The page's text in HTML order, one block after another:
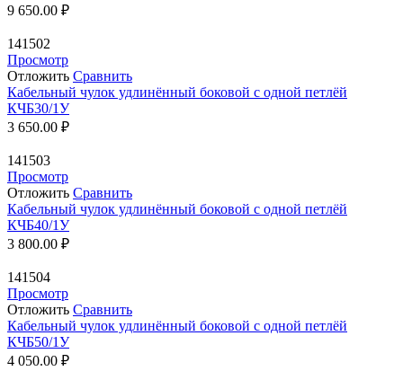
9 650.00 ₽
141502
Просмотр
Отложить Сравнить
Кабельный чулок удлинённый боковой с одной петлёй
КЧБ30/1У
3 650.00 ₽
141503
Просмотр
Отложить Сравнить
Кабельный чулок удлинённый боковой с одной петлёй
КЧБ40/1У
3 800.00 ₽
141504
Просмотр
Отложить Сравнить
Кабельный чулок удлинённый боковой с одной петлёй
КЧБ50/1У
4 050.00 ₽